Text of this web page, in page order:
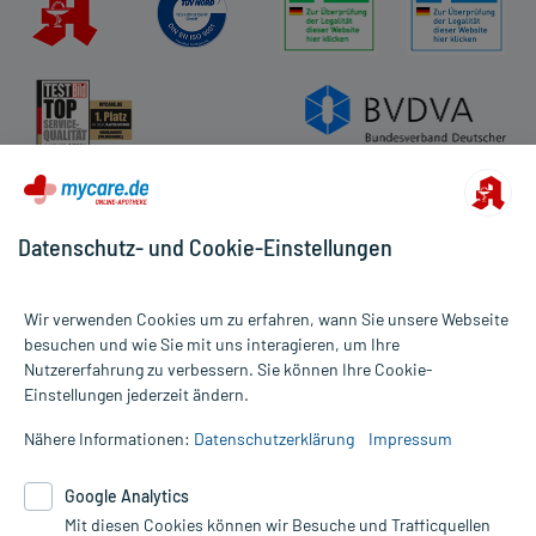
Alle Preise gelten inkl. MwSt., ggf. zzgl. Versandkosten
Informationen auf dieser Website werden ausschließlich für
die Untersuchung und Behandlung durch einen Arzt. Bitte
Therapien eingeleitet werden können. | Diese Webseite benutzt
Google Analytics. Lesen Sie bitte dazu die wichtigen Hinweise in
Datenschutz- und Cookie-Einstellungen
Wir verwenden Cookies um zu erfahren, wann Sie unsere Webseite
besuchen und wie Sie mit uns interagieren, um Ihre
Nutzererfahrung zu verbessern. Sie können Ihre Cookie-
Einstellungen jederzeit ändern.
Nähere Informationen: Datenschutzerklärung Impressum
Google Analytics
Mit diesen Cookies können wir Besuche und Trafficquellen